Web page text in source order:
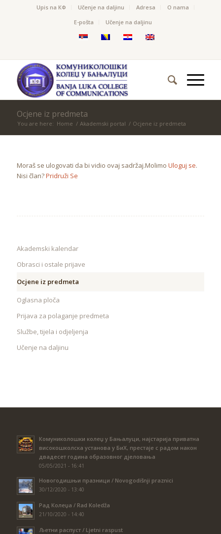
Upis na КФ Učenje na daljinu Adresa
O nama
Е-pošta
Učenje na daljinu
Ocjene iz predmeta
You are here: Home / Akademski portal / Ocjene iz predmeta
Moraš se ulogovati da bi vidio ovaj sadržaj.Molimo Uloguj se.
Nisi član?Pridruži Se
Akademski kalendar
Obrasci i ostale prijave
Ocjene iz predmeta
Oglasna ploča
Prijava za polaganje predmeta
Službe, tijela i odjeljenja
Učenje na daljinu
Комуниколошки колеџ у Бањалуци, најстарија приватна
високошколска установа у БиХ, престаје с радом након
двадесет година образовног дјеловања
05/05/2021 - 16:41
Новогодишњи празници / Novogodišnji praznici
30/12/2020 - 13:40
Рад Колеџа / Rad Koledža
21/10/2020 - 14:40
Љетни распуст / Ljetni raspust